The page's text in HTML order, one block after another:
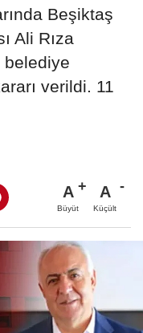
Beşiktaş
Ali Rıza
belediye
verildi. 11
A
Büyüt
A
Küçült